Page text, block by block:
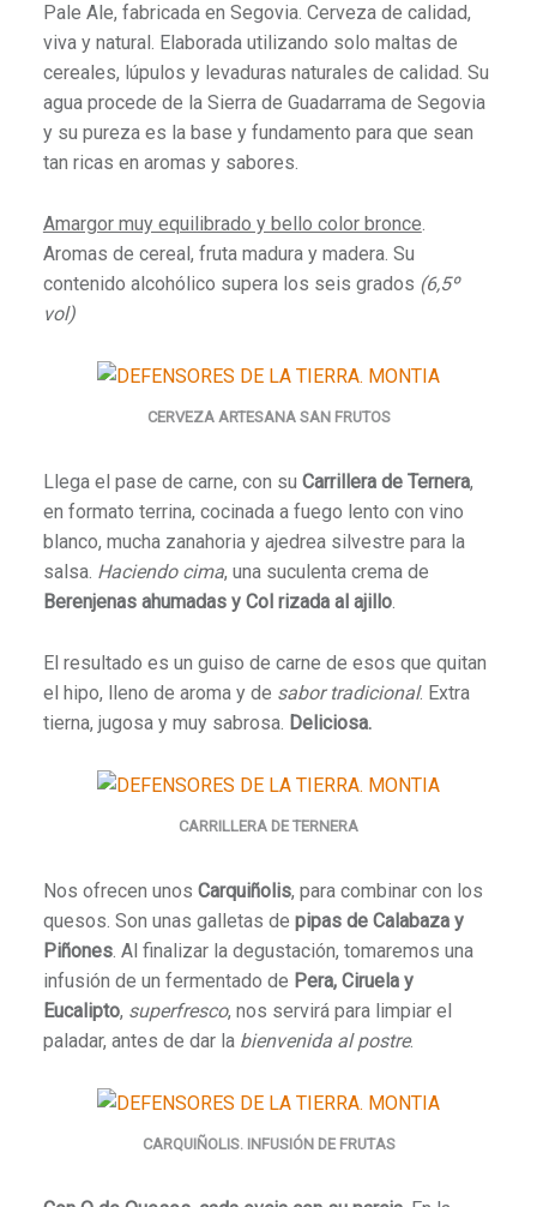
Pale Ale, fabricada en Segovia. Cerveza de calidad,
viva y natural. Elaborada utilizando solo maltas de
cereales, lúpulos y levaduras naturales de calidad. Su
agua procede de la Sierra de Guadarrama de Segovia
y su pureza es la base y fundamento para que sean
tan ricas en aromas y sabores.
Amargor muy equilibrado y bello color bronce.
Aromas de cereal, fruta madura y madera. Su
contenido alcohólico supera los seis grados (6,5º
vol)
CERVEZA ARTESANA SAN FRUTOS
Llega el pase de carne, con su Carrillera de Ternera,
en formato terrina, cocinada a fuego lento con vino
blanco, mucha zanahoria y ajedrea silvestre para la
salsa. Haciendo cima, una suculenta crema de
Berenjenas ahumadas y Col rizada al ajillo.
El resultado es un guiso de carne de esos que quitan
el hipo, lleno de aroma y de sabor tradicional. Extra
tierna, jugosa y muy sabrosa. Deliciosa.
CARRILLERA DE TERNERA
Nos ofrecen unos Carquiñolis, para combinar con los
quesos. Son unas galletas de pipas de Calabaza y
Piñones. Al finalizar la degustación, tomaremos una
infusión de un fermentado de Pera, Ciruela y
Eucalipto, superfresco, nos servirá para limpiar el
paladar, antes de dar la bienvenida al postre.
CARQUIÑOLIS. INFUSIÓN DE FRUTAS